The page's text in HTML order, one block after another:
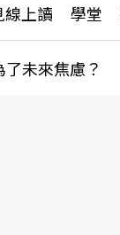
線上讀 學堂
更多訂閱方案
未來焦慮？